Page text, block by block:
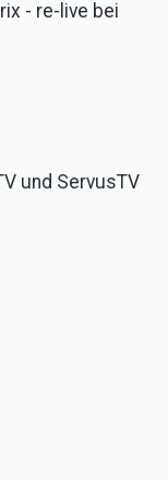
- re-live bei
und ServusTV